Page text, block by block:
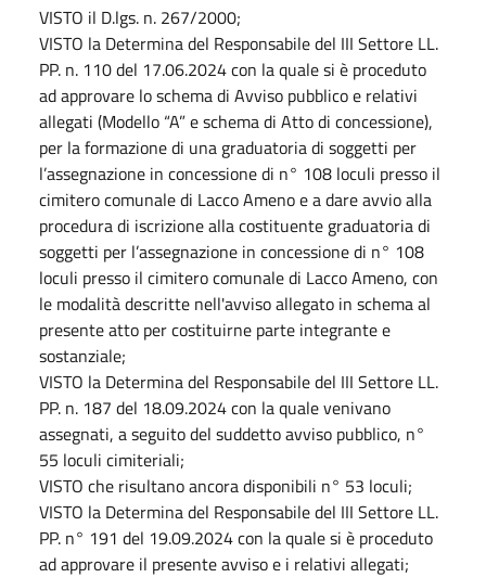
VISTO il D.lgs. n. 267/2000;
VISTO la Determina del Responsabile del III Settore LL.
PP. n. 110 del 17.06.2024 con la quale si è proceduto
ad approvare lo schema di Avviso pubblico e relativi
allegati (Modello “A” e schema di Atto di concessione),
per la formazione di una graduatoria di soggetti per
l’assegnazione in concessione di n° 108 loculi presso il
cimitero comunale di Lacco Ameno e a dare avvio alla
procedura di iscrizione alla costituente graduatoria di
soggetti per l’assegnazione in concessione di n° 108
loculi presso il cimitero comunale di Lacco Ameno, con
le modalità descritte nell'avviso allegato in schema al
presente atto per costituirne parte integrante e
sostanziale;
VISTO la Determina del Responsabile del III Settore LL.
PP. n. 187 del 18.09.2024 con la quale venivano
assegnati, a seguito del suddetto avviso pubblico, n°
55 loculi cimiteriali;
VISTO che risultano ancora disponibili n° 53 loculi;
VISTO la Determina del Responsabile del III Settore LL.
PP. n° 191 del 19.09.2024 con la quale si è proceduto
ad approvare il presente avviso e i relativi allegati;